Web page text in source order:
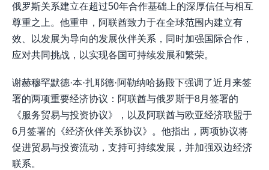
俄罗斯关系建立在超过50年合作基础上的深厚信任与相互
尊重之上。他重申，阿联酋致力于在全球范围内建立有
效、以发展为导向的发展伙伴关系，同时加强国际合作，
应对共同挑战，以实现各国可持续发展和繁荣。
谢赫穆罕默德·本·扎耶德·阿勒纳哈扬殿下强调了近月来签
署的两项重要经济协议：阿联酋与俄罗斯于8月签署的
《服务贸易与投资协议》，以及阿联酋与欧亚经济联盟于
6月签署的《经济伙伴关系协议》。他指出，两项协议将
促进贸易与投资流动，支持可持续发展，并加强双边经济
联系。